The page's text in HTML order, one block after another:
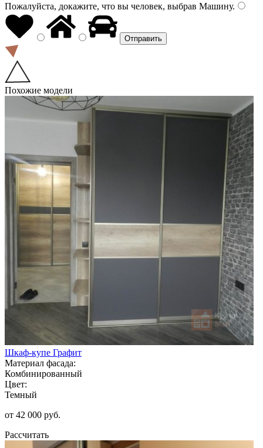
Пожалуйста, докажите, что вы человек, выбрав Машину.
Похожие модели
Шкаф-купе Графит
Материал фасада:
Комбинированный
Цвет:
Темный
от 42 000 руб.
Рассчитать